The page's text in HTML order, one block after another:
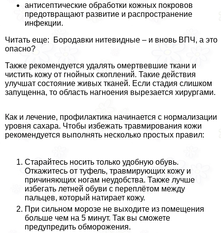
антисептические обработки кожных покровов
предотвращают развитие и распространение
инфекции.
Читать еще: Бородавки нитевидные – и вновь ВПЧ, а это
опасно?
Также рекомендуется удалять омертвевшие ткани и
чистить кожу от гнойных скоплений. Такие действия
улучшат состояние живых тканей. Если стадия слишком
запущенна, то область нагноения вырезается хирургами.
Как и лечение, профилактика начинается с нормализации
уровня сахара. Чтобы избежать травмирования кожи
рекомендуется выполнять несколько простых правил:
Старайтесь носить только удобную обувь.
Откажитесь от туфель, травмирующих кожу и
причиняющих ногам неудобства. Также лучше
избегать летней обуви с переплётом между
пальцев, который натирает кожу.
При сильном морозе не выходите из помещения
больше чем на 5 минут. Так вы сможете
предупредить обморожения.